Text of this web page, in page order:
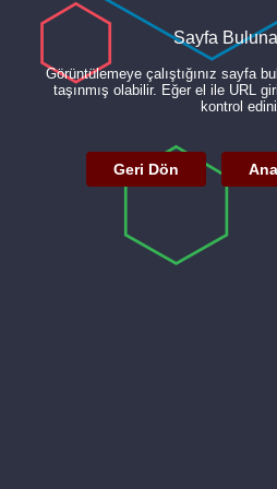
Sayfa
Görüntülemeye çalıştığınız sayfa
taşınmış olabilir. Eğer el ile URL
kontrol
Geri Dön